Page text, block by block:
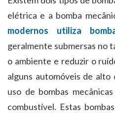
elétrica e a bomba
modernos utiliza
geralmente submersas no
o ambiente e reduzir o
alguns automóveis de alto
uso de bombas
combustível. Estas